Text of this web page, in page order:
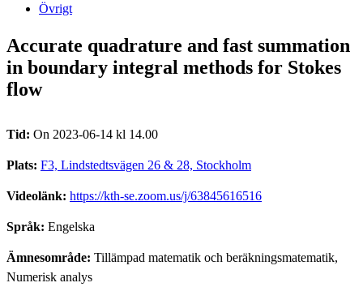
Övrigt
Accurate quadrature and fast summation
in boundary integral methods for Stokes
flow
Tid: On 2023-06-14 kl 14.00
Plats: F3, Lindstedtsvägen 26 & 28, Stockholm
Videolänk: https://kth-se.zoom.us/j/63845616516
Språk: Engelska
Ämnesområde: Tillämpad matematik och beräkningsmatematik,
Numerisk analys